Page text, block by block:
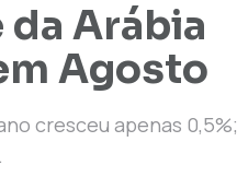
Arábia
Agosto
cresceu apenas 0,5%;